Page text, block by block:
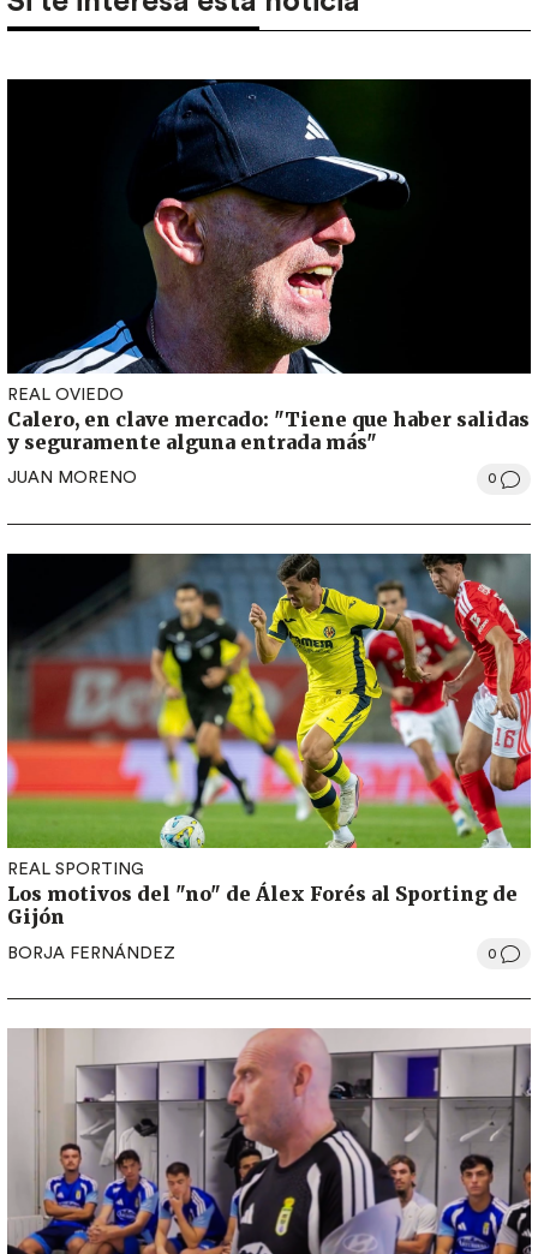
REAL OVIEDO
Calero, en clave mercado: "Tiene que haber salidas
y seguramente alguna entrada más"
JUAN MORENO 0
REAL SPORTING
Los motivos del "no" de Álex Forés al Sporting de
Gijón
BORJA FERNÁNDEZ 0